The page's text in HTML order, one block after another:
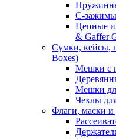
С-
Цепные и
& Gaffer
Сумки, кейсы,
Boxes)
Мешки с
Мешки
Чехлы
Флаги, маски и